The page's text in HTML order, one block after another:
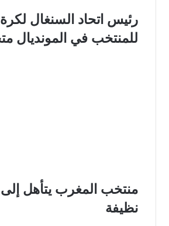
رئيس اتحاد السنغال
للمنتخب في المونديال
منتخب المغرب يتأهل إلى
نظيفة